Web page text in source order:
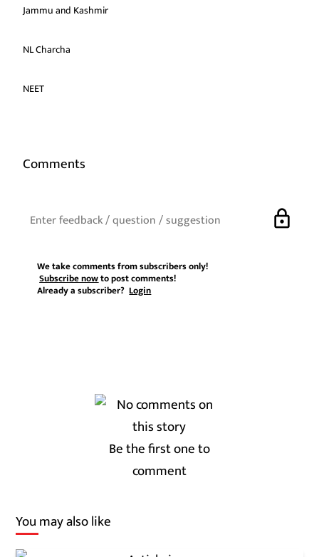
Jammu and Kashmir
NL Charcha
NEET
Comments
lock
We take comments from subscribers only!
Subscribe nowto post comments!
Already a subscriber?Login
Be the first one to
comment
You may also like